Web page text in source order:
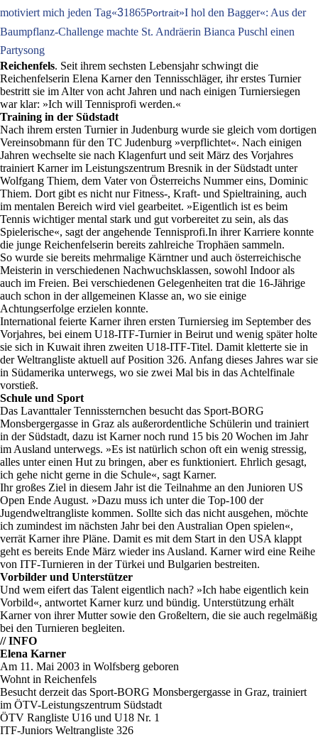
motiviert mich jeden Tag«31865Portrait»I hol den Bagger«: Aus der
Baumpflanz-Challenge machte St. Andräerin Bianca Puschl einen
Partysong
Reichenfels. Seit ihrem sechsten Lebensjahr schwingt die
Reichenfelserin Elena Karner den Tennisschläger, ihr erstes Turnier
bestritt sie im Alter von acht Jahren und nach einigen Turniersiegen
war klar: »Ich will Tennisprofi werden.«
Training in der Südstadt
Nach ihrem ersten Turnier in Judenburg wurde sie gleich vom dortigen
Vereinsobmann für den TC Judenburg »verpflichtet«. Nach einigen
Jahren wechselte sie nach Klagenfurt und seit März des Vorjahres
trainiert Karner im Leistungszentrum Bresnik in der Südstadt unter
Wolfgang Thiem, dem Vater von Österreichs Nummer eins, Dominic
Thiem. Dort gibt es nicht nur Fitness-, Kraft- und Spieltraining, auch
im mentalen Bereich wird viel gearbeitet. »Eigentlich ist es beim
Tennis wichtiger mental stark und gut vorbereitet zu sein, als das
Spielerische«, sagt der angehende Tennisprofi.In ihrer Karriere konnte
die junge Reichenfelserin bereits zahlreiche Trophäen sammeln.
So wurde sie bereits mehrmalige Kärntner und auch österreichische
Meisterin in verschiedenen Nachwuchsklassen, sowohl Indoor als
auch im Freien. Bei verschiedenen Gelegenheiten trat die 16-Jährige
auch schon in der allgemeinen Klasse an, wo sie einige
Achtungserfolge erzielen konnte.
International feierte Karner ihren ersten Turniersieg im September des
Vorjahres, bei einem U18-ITF-Turnier in Beirut und wenig später holte
sie sich in Kuwait ihren zweiten U18-ITF-Titel. Damit kletterte sie in
der Weltrangliste aktuell auf Position 326. Anfang dieses Jahres war sie
in Südamerika unterwegs, wo sie zwei Mal bis in das Achtelfinale
vorstieß.
Schule und Sport
Das Lavanttaler Tennissternchen besucht das Sport-BORG
Monsbergergasse in Graz als außerordentliche Schülerin und trainiert
in der Südstadt, dazu ist Karner noch rund 15 bis 20 Wochen im Jahr
im Ausland unterwegs. »Es ist natürlich schon oft ein wenig stressig,
alles unter einen Hut zu bringen, aber es funktioniert. Ehrlich gesagt,
ich gehe nicht gerne in die Schule«, sagt Karner.
Ihr großes Ziel in diesem Jahr ist die Teilnahme an den Junioren US
Open Ende August. »Dazu muss ich unter die Top-100 der
Jugendweltrangliste kommen. Sollte sich das nicht ausgehen, möchte
ich zumindest im nächsten Jahr bei den Australian Open spielen«,
verrät Karner ihre Pläne. Damit es mit dem Start in den USA klappt
geht es bereits Ende März wieder ins Ausland. Karner wird eine Reihe
von ITF-Turnieren in der Türkei und Bulgarien bestreiten.
Vorbilder und Unterstützer
Und wem eifert das Talent eigentlich nach? »Ich habe eigentlich kein
Vorbild«, antwortet Karner kurz und bündig. Unterstützung erhält
Karner von ihrer Mutter sowie den Großeltern, die sie auch regelmäßig
bei den Turnieren begleiten.
// INFO
Elena Karner
Am 11. Mai 2003 in Wolfsberg geboren
Wohnt in Reichenfels
Besucht derzeit das Sport-BORG Monsbergergasse in Graz, trainiert
im ÖTV-Leistungszentrum Südstadt
ÖTV Rangliste U16 und U18 Nr. 1
ITF-Juniors Weltrangliste 326